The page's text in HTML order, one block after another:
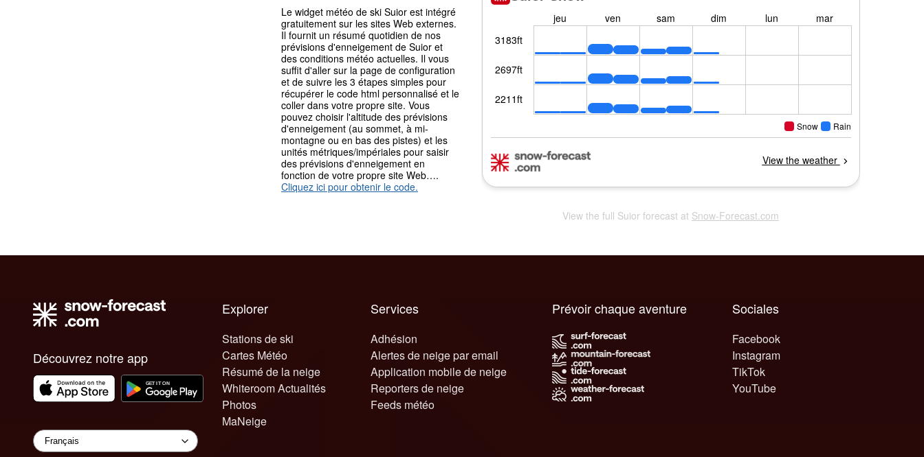
Le widget météo de ski Suior est intégré
gratuitement sur les sites Web externes.
Il fournit un résumé quotidien de nos
prévisions d'enneigement de Suior et
des conditions météo actuelles. Il vous
suffit d'aller sur la page de configuration
et de suivre les 3 étapes simples pour
récupérer le code html personnalisé et le
coller dans votre propre site. Vous
pouvez choisir l'altitude des prévisions
d'enneigement (au sommet, à mi-
montagne ou en bas des pistes) et les
unités métriques/impériales pour saisir
des prévisions d'enneigement en
fonction de votre propre site Web….
Cliquez ici pour obtenir le code.
View the full Suior forecast at Snow-Forecast.com
Découvrez notre app
Explorer
Stations de ski
Cartes Météo
Résumé de la neige
Whiteroom Actualités
Photos
MaNeige
Services
Adhésion
Alertes de neige par email
Application mobile de neige
Reporters de neige
Feeds météo
Sociales
Facebook
Instagram
TikTok
YouTube
Prévoir chaque aventure